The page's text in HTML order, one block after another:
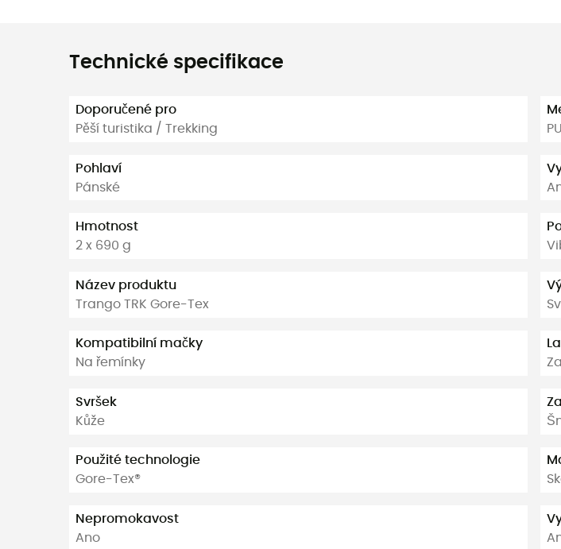
Technické specifikace
Doporučené pro
Pěší turistika / Trekking
Pohlaví
Pánské
Hmotnost
2 x 690 g
Název produktu
Trango TRK Gore-Tex
Kompatibilní mačky
Na řemínky
Svršek
Kůže
Použité technologie
Gore-Tex®
Nepromokavost
Ano
PU